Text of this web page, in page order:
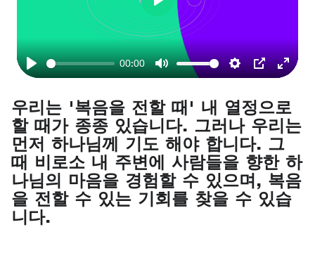
Play
00:00
Mute Settings
PIP Enter
Play
우리는 '복음을 전할 때' 내 열정으로
할 때가 종종 있습니다. 그러나 우리는
먼저 하나님께 기도 해야 합니다. 그
때 비로소 내 주변에 사람들을 향한 하
나님의 마음을 경험할 수 있으며, 복음
을 전할 수 있는 기회를 찾을 수 있습
니다.